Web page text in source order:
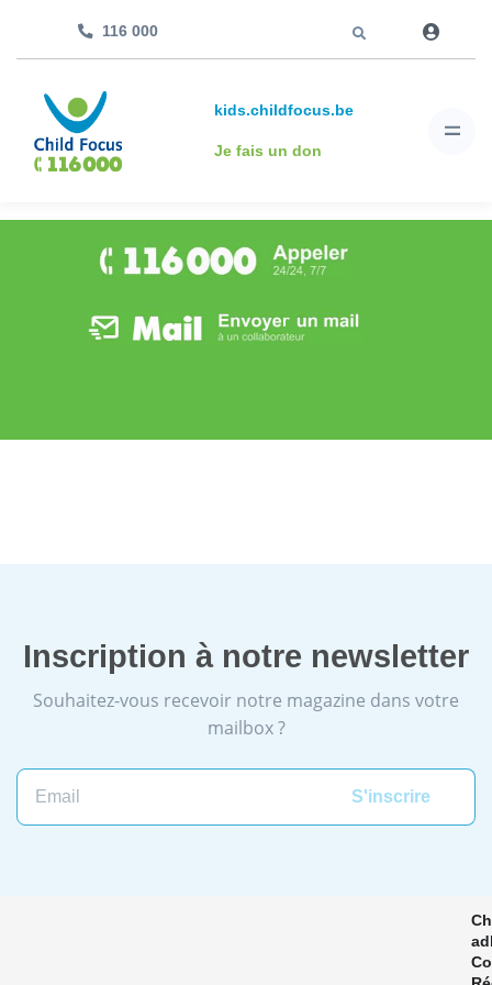
116 000
kids.childfocus.be
Je fais un don
Inscription à notre newsletter
Souhaitez-vous recevoir notre magazine dans votre
mailbox ?
Email